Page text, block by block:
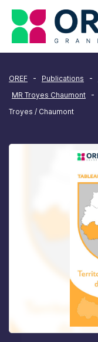
OREF - Publications -
MR Troyes Chaumont -
Troyes / Chaumont